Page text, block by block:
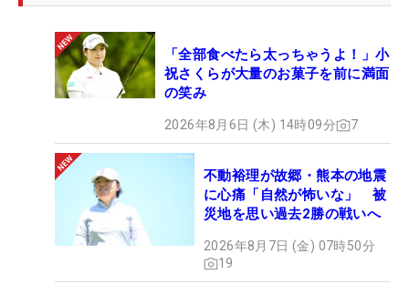
「全部食べたら太っちゃうよ！」小
祝さくらが大量のお菓子を前に満面
の笑み
2026年8月6日 (木) 14時09分 7
不動裕理が故郷・熊本の地震
に心痛「自然が怖いな」 被
災地を思い過去2勝の戦いへ
2026年8月7日 (金) 07時50分
19